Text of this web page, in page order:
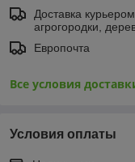
Доставка
агрогородки,
Европочта
Все условия
Условия оплаты